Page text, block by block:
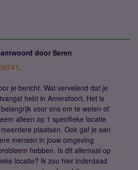
door Seren
,
je bericht. Wat vervelend dat je
hebt in Amersfoort. Het is
voor ons om te weten of
alleen op 1 specifieke locatie
plaatsen. Ook gaf je aan
mensen in jouw omgeving
hebben. Is dit allemaal op
locatie? Ik zou hier inderdaad